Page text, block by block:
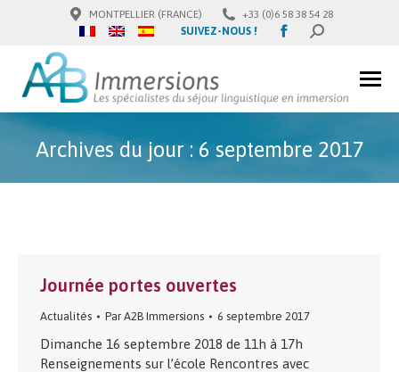
MONTPELLIER (FRANCE)
+33 (0)6 58 38 54 28
SUIVEZ-NOUS !
Facebook
new
window
SEARCH:
Archives du jour : 6 septembre 2017
Journée portes ouvertes
Actualités Par A2B Immersions 6 septembre 2017
Dimanche 16 septembre 2018 de 11h à 17h
Renseignements sur l’école Rencontres avec